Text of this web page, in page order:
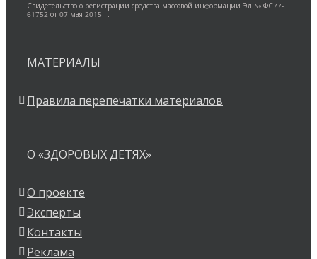
Свидетельство о регистрации средства массовой информации Эл № ФС77-
61752 от 07 мая 2015 г.
МАТЕРИАЛЫ
Правила перепечатки материалов
О «ЗДОРОВЫХ ДЕТЯХ»
О проекте
Эксперты
Контакты
Реклама